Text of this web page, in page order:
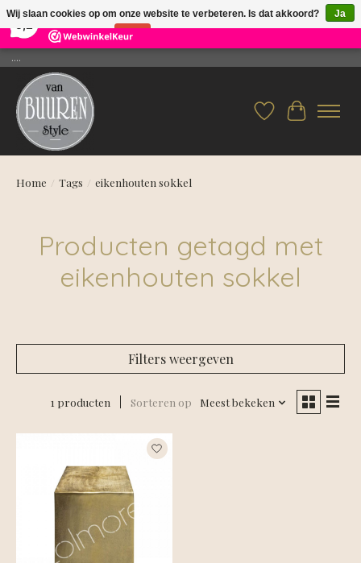
26 Reviews ×
....
Verlanglijst
Home / Tags / eikenhouten sokkel
Producten getagd met
eikenhouten sokkel
Filters weergeven
1 producten Sorteren op Meest bekeken
Wij slaan cookies op om onze website te verbeteren. Is dat akkoord?
Ja
Nee